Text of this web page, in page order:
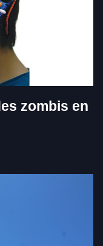
zombis en